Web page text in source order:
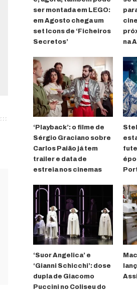
ser montada em LEGO:
em Agosto chega um
set Icons de ‘Ficheiros
Secretos’
na
‘Playback’: o filme de
Sérgio Graciano sobre
Carlos Paião já tem
trailer e data de
estreia nos cinemas
‘Suor Angelica’ e
‘Gianni Schicchi’: dose
dupla de Giacomo
Puccini no Coliseu do